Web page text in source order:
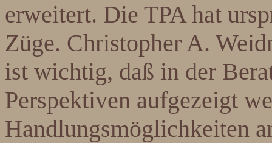
erweitert. Die TPA hat
Züge. Christopher A.
ist wichtig, daß in der
Perspektiven aufgezeigt
Handlungsmöglichkeiten